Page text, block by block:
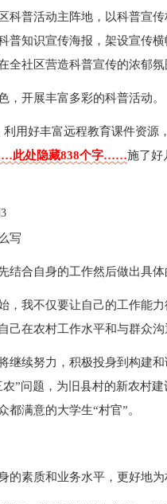
科普活动主阵地，以科普宣
普知识宣传海报，架设宣传
全社区营造科普宣传的浓郁氛
，开展丰富多彩的科普活动。
利用好丰富远程教育课件资
此处隐藏838个字……施了好
写
结合自身的工作然后做出具
，我不仅要让自己的工作能
己在农村工作水平和与群众沟
继续努力，积极投身到构建
”问题，为旧县村的新农村
都满意的大学生“村官”。
的素质和业务水平，更好地为